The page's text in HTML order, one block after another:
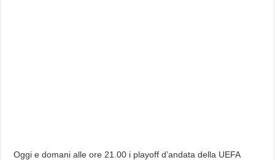
Oggi e domani alle ore 21.00 i playoff d’andata della UEFA